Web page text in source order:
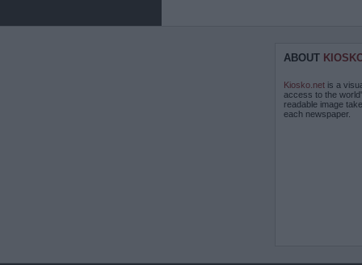
ABOUT
Kiosko.net is a
access to the
readable image
each newspaper.